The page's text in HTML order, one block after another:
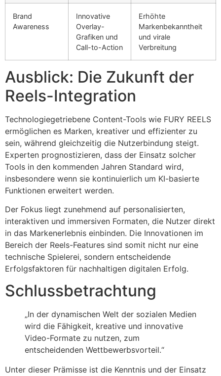
Brand
Awareness
Innovative
Overlay-
Grafiken und
Call-to-Action
Erhöhte
Markenbekanntheit
und virale
Verbreitung
Ausblick: Die Zukunft der
Reels-Integration
Technologiegetriebene Content-Tools wie FURY REELS
ermöglichen es Marken, kreativer und effizienter zu
sein, während gleichzeitig die Nutzerbindung steigt.
Experten prognostizieren, dass der Einsatz solcher
Tools in den kommenden Jahren Standard wird,
insbesondere wenn sie kontinuierlich um KI-basierte
Funktionen erweitert werden.
Der Fokus liegt zunehmend auf personalisierten,
interaktiven und immersiven Formaten, die Nutzer direkt
in das Markenerlebnis einbinden. Die Innovationen im
Bereich der Reels-Features sind somit nicht nur eine
technische Spielerei, sondern entscheidende
Erfolgsfaktoren für nachhaltigen digitalen Erfolg.
Schlussbetrachtung
„In der dynamischen Welt der sozialen Medien
wird die Fähigkeit, kreative und innovative
Video-Formate zu nutzen, zum
entscheidenden Wettbewerbsvorteil.“
Unter dieser Prämisse ist die Kenntnis und der Einsatz